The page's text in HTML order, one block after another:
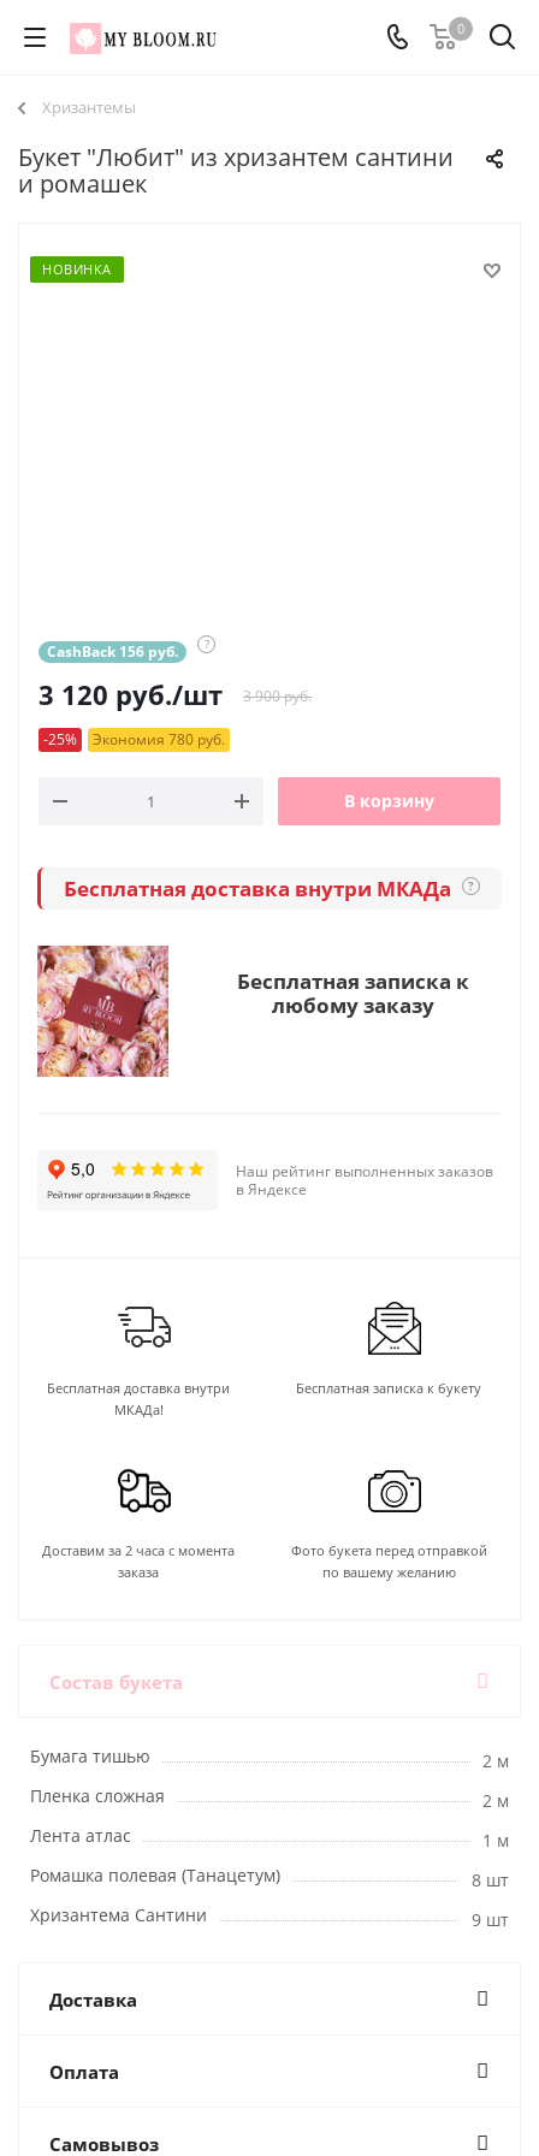
0
Хризантемы
Букет "Любит" из хризантем сантини
и ромашек
НОВИНКА
CashBack 156 руб. ?
3 120 руб./шт 3 900 руб.
-25% Экономия 780 руб.
В корзину
Бесплатная доставка внутри МКАДа ?
Бесплатная записка к
любому заказу
Наш рейтинг выполненных заказов
в Яндексе
Бесплатная доставка внутри
МКАДа!
Бесплатная записка к букету
Доставим за 2 часа с момента
заказа
Фото букета перед отправкой
по вашему желанию
Состав букета
Бумага тишью
2 м
Пленка сложная
2 м
Лента атлас
1 м
Ромашка полевая (Танацетум)
8 шт
Хризантема Сантини
9 шт
Доставка
Оплата
Самовывоз